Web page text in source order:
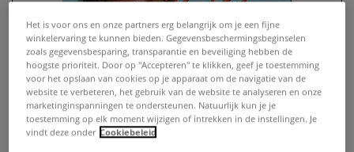
Het is voor ons en onze partners erg belangrijk om je een fijne
winkelervaring te kunnen bieden. Gegevensbeschermingsbeginselen
zoals gegevensbesparing, transparantie en beveiliging hebben de
hoogste prioriteit. Door op "Accepteren" te klikken, geef je toestemming
voor het opslaan van cookies op je apparaat om de navigatie van de
website te verbeteren, het gebruik van de website te analyseren en onze
marketinginspanningen te ondersteunen. Natuurlijk kun je je
toestemming op elk moment wijzigen of intrekken in de instellingen. Je
vindt deze onder Cookiebeleid